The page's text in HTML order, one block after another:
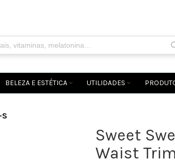
BELEZA E ESTÉTICA UTILIDADES
Sweet
Waist